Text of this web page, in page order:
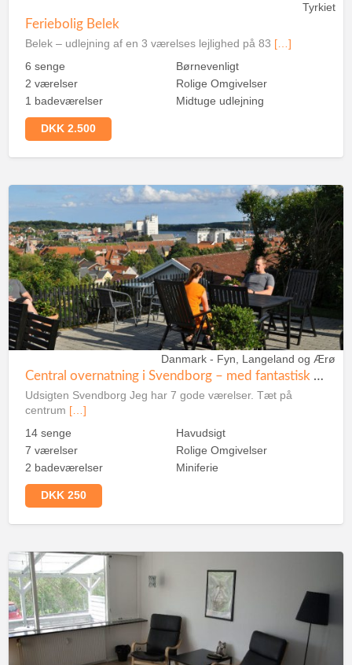
Tyrkiet
Feriebolig Belek
Belek – udlejning af en 3 værelses lejlighed på 83 […]
6 senge
2 værelser
1 badeværelser
Børnevenligt
Rolige Omgivelser
Midtuge udlejning
DKK 2.500
Danmark - Fyn, Langeland og Ærø
Central overnatning i Svendborg – med fantastisk udsigt over hav og by
Udsigten Svendborg Jeg har 7 gode værelser. Tæt på
centrum […]
14 senge
7 værelser
2 badeværelser
Havudsigt
Rolige Omgivelser
Miniferie
DKK 250